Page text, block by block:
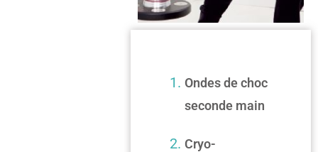
Ondes de choc
seconde main
Cryo-